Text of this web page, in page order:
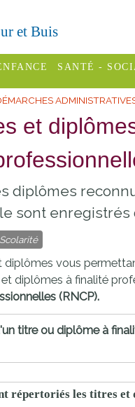
et Buis
Assistantes
Relais
Etablissements
Établissements
SANTÉ -
Centres
sociaux
ADMR
CCAS
Conseil
Le SSIAD
des Trois
Rivières
et
diplômes
sont enregistrés
Scolarité
diplômes vous
diplômes à finalité
(RNCP).
titre ou diplôme à
répertoriés les titres